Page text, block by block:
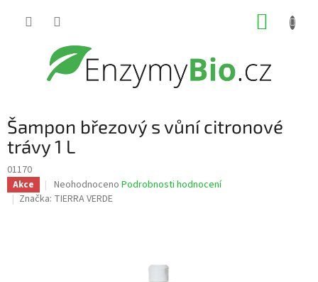
Šampon březový s vůní citronové
trávy 1 L
01170
Akce
Průměrné
hodnocení
Neohodnoceno Podrobnosti hodnocení
Značka: TIERRA VERDE